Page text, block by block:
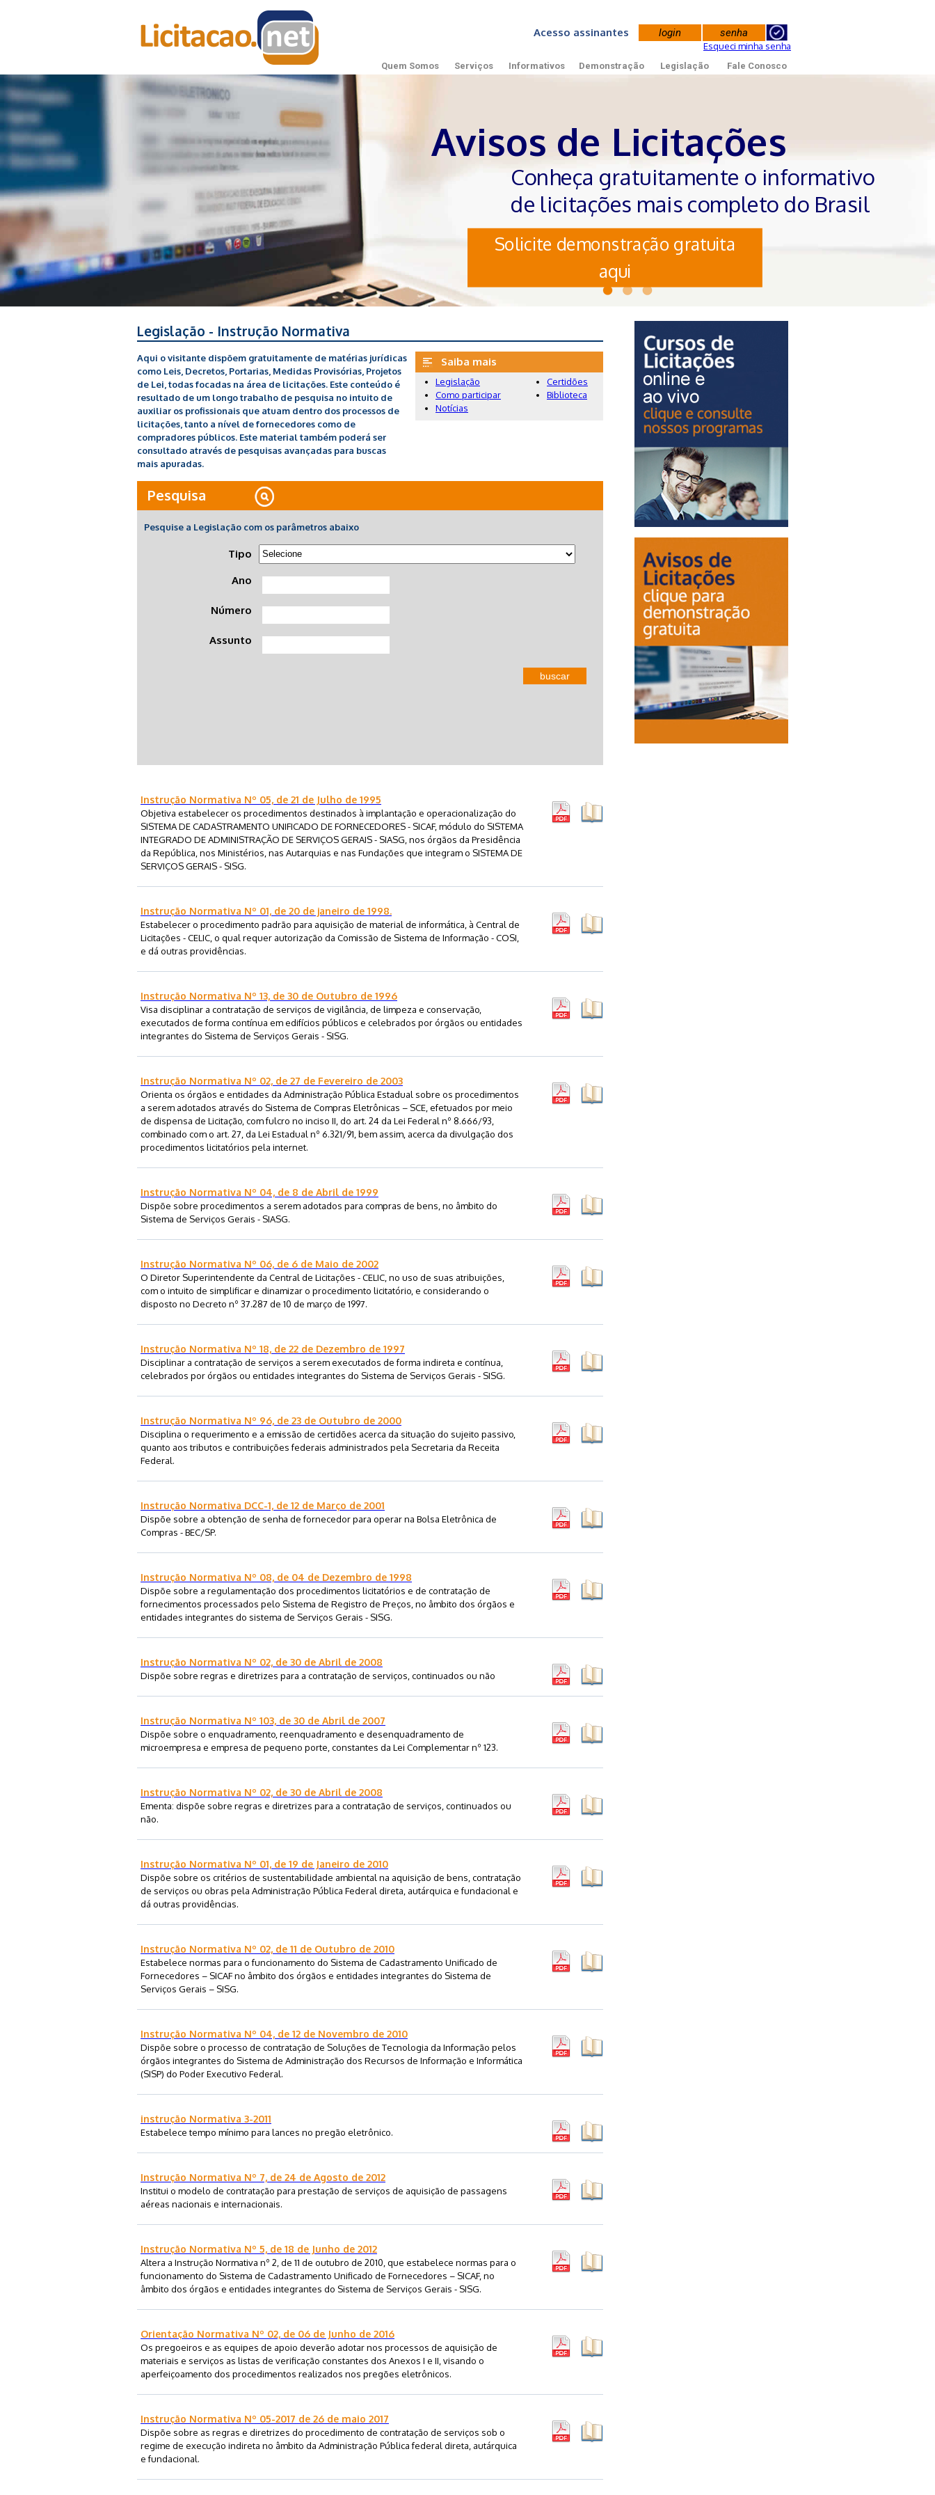
Acesso assinantes
Esqueci minha senha
Quem Somos Serviços Informativos Demonstração Legislação Fale Conosco
Avisos de Licitações
Conheça gratuitamente o informativo
de licitações mais completo do Brasil
Solicite demonstração gratuita
aqui
Legislação - Instrução Normativa
Aqui o visitante dispõem gratuitamente de matérias jurídicas
como Leis, Decretos, Portarias, Medidas Provisórias, Projetos
de Lei, todas focadas na área de licitações. Este conteúdo é
resultado de um longo trabalho de pesquisa no intuito de
auxiliar os profissionais que atuam dentro dos processos de
licitações, tanto a nível de fornecedores como de
compradores públicos. Este material também poderá ser
consultado através de pesquisas avançadas para buscas
mais apuradas.
Saiba mais
Legislação
Como participar
Notícias
Certidões
Biblioteca
Pesquisa
Pesquise a Legislação com os parâmetros abaixo
Tipo
Ano
Número
Assunto
buscar
Instrução Normativa Nº 05, de 21 de Julho de 1995
Objetiva estabelecer os procedimentos destinados à implantação e operacionalização do
SISTEMA DE CADASTRAMENTO UNIFICADO DE FORNECEDORES - SICAF, módulo do SISTEMA
INTEGRADO DE ADMINISTRAÇÃO DE SERVIÇOS GERAIS - SIASG, nos órgãos da Presidência
da República, nos Ministérios, nas Autarquias e nas Fundações que integram o SISTEMA DE
SERVIÇOS GERAIS - SISG.
Instrução Normativa Nº 01, de 20 de janeiro de 1998.
Estabelecer o procedimento padrão para aquisição de material de informática, à Central de
Licitações - CELIC, o qual requer autorização da Comissão de Sistema de Informação - COSI,
e dá outras providências.
Instrução Normativa Nº 13, de 30 de Outubro de 1996
Visa disciplinar a contratação de serviços de vigilância, de limpeza e conservação,
executados de forma contínua em edifícios públicos e celebrados por órgãos ou entidades
integrantes do Sistema de Serviços Gerais - SISG.
Instrução Normativa Nº 02, de 27 de Fevereiro de 2003
Orienta os órgãos e entidades da Administração Pública Estadual sobre os procedimentos
a serem adotados através do Sistema de Compras Eletrônicas – SCE, efetuados por meio
de dispensa de Licitação, com fulcro no inciso II, do art. 24 da Lei Federal nº 8.666/93,
combinado com o art. 27, da Lei Estadual nº 6.321/91, bem assim, acerca da divulgação dos
procedimentos licitatórios pela internet.
Instrução Normativa Nº 04, de 8 de Abril de 1999
Dispõe sobre procedimentos a serem adotados para compras de bens, no âmbito do
Sistema de Serviços Gerais - SIASG.
Instrução Normativa Nº 06, de 6 de Maio de 2002
O Diretor Superintendente da Central de Licitações - CELIC, no uso de suas atribuições,
com o intuito de simplificar e dinamizar o procedimento licitatório, e considerando o
disposto no Decreto nº 37.287 de 10 de março de 1997.
Instrução Normativa Nº 18, de 22 de Dezembro de 1997
Disciplinar a contratação de serviços a serem executados de forma indireta e contínua,
celebrados por órgãos ou entidades integrantes do Sistema de Serviços Gerais - SISG.
Instrução Normativa Nº 96, de 23 de Outubro de 2000
Disciplina o requerimento e a emissão de certidões acerca da situação do sujeito passivo,
quanto aos tributos e contribuições federais administrados pela Secretaria da Receita
Federal.
Instrução Normativa DCC-1, de 12 de Março de 2001
Dispõe sobre a obtenção de senha de fornecedor para operar na Bolsa Eletrônica de
Compras - BEC/SP.
Instrução Normativa Nº 08, de 04 de Dezembro de 1998
Dispõe sobre a regulamentação dos procedimentos licitatórios e de contratação de
fornecimentos processados pelo Sistema de Registro de Preços, no âmbito dos órgãos e
entidades integrantes do sistema de Serviços Gerais - SISG.
Instrução Normativa Nº 02, de 30 de Abril de 2008
Dispõe sobre regras e diretrizes para a contratação de serviços, continuados ou não
Instrução Normativa Nº 103, de 30 de Abril de 2007
Dispõe sobre o enquadramento, reenquadramento e desenquadramento de
microempresa e empresa de pequeno porte, constantes da Lei Complementar nº 123.
Instrução Normativa Nº 02, de 30 de Abril de 2008
Ementa: dispõe sobre regras e diretrizes para a contratação de serviços, continuados ou
não.
Instrução Normativa Nº 01, de 19 de Janeiro de 2010
Dispõe sobre os critérios de sustentabilidade ambiental na aquisição de bens, contratação
de serviços ou obras pela Administração Pública Federal direta, autárquica e fundacional e
dá outras providências.
Instrução Normativa Nº 02, de 11 de Outubro de 2010
Estabelece normas para o funcionamento do Sistema de Cadastramento Unificado de
Fornecedores – SICAF no âmbito dos órgãos e entidades integrantes do Sistema de
Serviços Gerais – SISG.
Instrução Normativa Nº 04, de 12 de Novembro de 2010
Dispõe sobre o processo de contratação de Soluções de Tecnologia da Informação pelos
órgãos integrantes do Sistema de Administração dos Recursos de Informação e Informática
(SISP) do Poder Executivo Federal.
instrução Normativa 3-2011
Estabelece tempo mínimo para lances no pregão eletrônico.
Instrução Normativa Nº 7, de 24 de Agosto de 2012
Institui o modelo de contratação para prestação de serviços de aquisição de passagens
aéreas nacionais e internacionais.
Instrução Normativa Nº 5, de 18 de Junho de 2012
Altera a Instrução Normativa nº 2, de 11 de outubro de 2010, que estabelece normas para o
funcionamento do Sistema de Cadastramento Unificado de Fornecedores – SICAF, no
âmbito dos órgãos e entidades integrantes do Sistema de Serviços Gerais - SISG.
Orientação Normativa Nº 02, de 06 de Junho de 2016
Os pregoeiros e as equipes de apoio deverão adotar nos processos de aquisição de
materiais e serviços as listas de verificação constantes dos Anexos I e II, visando o
aperfeiçoamento dos procedimentos realizados nos pregões eletrônicos.
Instrução Normativa Nº 05-2017 de 26 de maio 2017
Dispõe sobre as regras e diretrizes do procedimento de contratação de serviços sob o
regime de execução indireta no âmbito da Administração Pública federal direta, autárquica
e fundacional.